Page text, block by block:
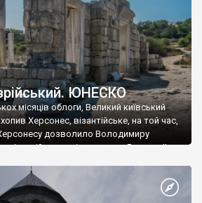
ЮНЕСКО
місяців облоги, Великий київський
Херсонес, візантійське, на той час,
дозволило Володимиру
візантійському імператору Василю ІІ, та
язичник, став Василем-християнином.
Русі. На честь Херсонесу Таврійського